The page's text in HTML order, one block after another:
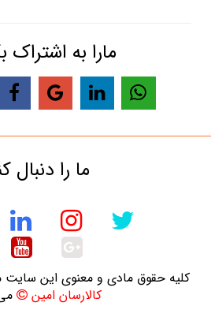
مارا به اشتراک
ما را دنبال
کلیه حقوق مادی و معنوی این سایت
کالارسان امین